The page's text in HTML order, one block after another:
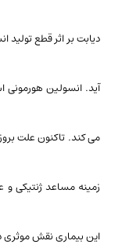
دیابت بر اثر قطع
آید. انسولین هورمونی
می کند. تاکنون علت
زمینه مساعد ژنتیکی
این بیماری نقش موثری